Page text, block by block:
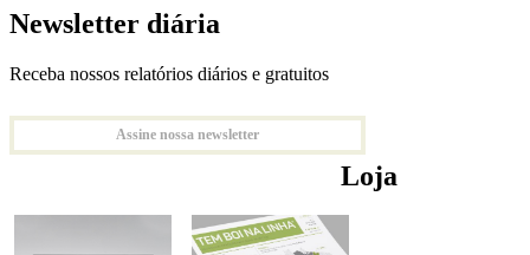
Newsletter diária
Receba nossos relatórios diários e gratuitos
Assine nossa newsletter
Loja